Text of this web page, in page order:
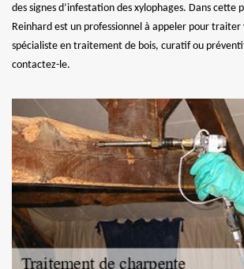
des signes d’infestation des xylophages. Dans cette
Reinhard est un professionnel à appeler pour
spécialiste en traitement de bois, curatif ou
contactez-le.